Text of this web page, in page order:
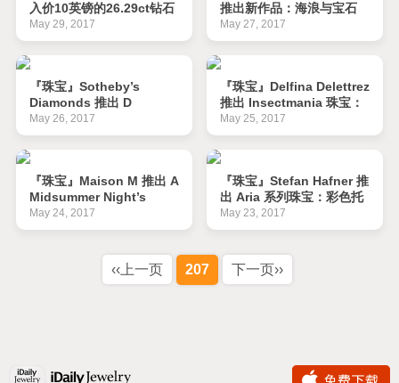
入价10英镑的26.29ct钻石
即将拍卖；莱索托发现一颗
98ct钻石原石；格陵兰岛
红宝石矿开始投产
May 29, 2017
推出新作品：海浪与宝石
May 27, 2017
『珠宝』Sotheby’s
Diamonds 推出 D
Flawless 珠宝：无瑕之钻
May 26, 2017
『珠宝』Delfina Delettrez
推出 Insectmania 珠宝：
真实的甲虫
May 25, 2017
『珠宝』Maison M 推出 A
Midsummer Night’s
Dream 高级珠宝：仲夏夜
之梦
May 24, 2017
『珠宝』Stefan Hafner 推
出 Aria 系列珠宝：彩色托
帕石
May 23, 2017
‹‹上一页 207 下一页››